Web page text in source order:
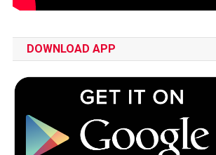
DOWNLOAD APP